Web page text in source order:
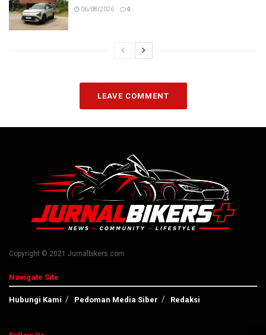
06/08/2026 0
LEAVE COMMENT
Copyright © 2021 Jurnalbikers.com
Navigate Site
Hubungi Kami Pedoman Media Siber Redaksi